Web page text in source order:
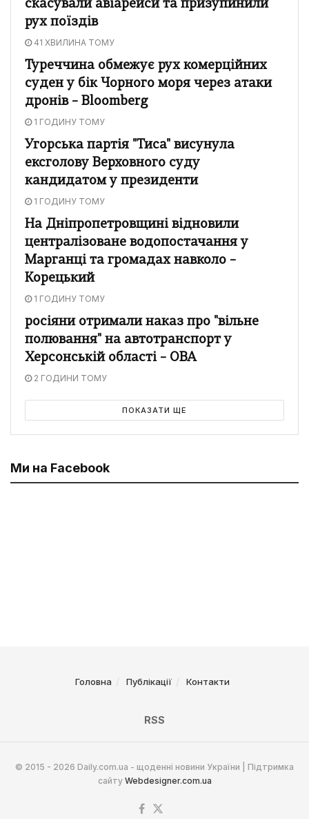
скасували авіарейси та призупинили
рух поїздів
41 ХВИЛИНА ТОМУ
Туреччина обмежує рух комерційних
суден у бік Чорного моря через атаки
дронів – Bloomberg
1 ГОДИНУ ТОМУ
Угорська партія "Тиса" висунула
ексголову Верховного суду
кандидатом у президенти
1 ГОДИНУ ТОМУ
На Дніпропетровщині відновили
централізоване водопостачання у
Марганці та громадах навколо –
Корецький
1 ГОДИНУ ТОМУ
росіяни отримали наказ про "вільне
полювання" на автотранспорт у
Херсонській області – ОВА
2 ГОДИНИ ТОМУ
ПОКАЗАТИ ЩЕ
Ми на Facebook
Головна Публікації Контакти
RSS
© 2015 - 2026 Daily.com.ua - щоденні новини України | Підтримка
сайту Webdesigner.com.ua